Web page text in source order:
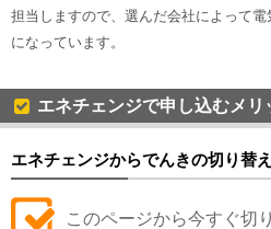
担当しますので、選んだ会社によって
になっています。
エネチェンジで申し込むメリ
エネチェンジからでんきの切り替
このページから今すぐ切